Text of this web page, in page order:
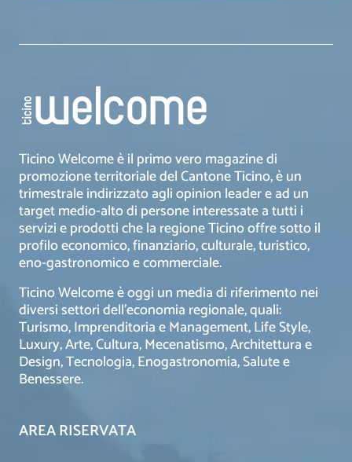
Ticino Welcome è il primo vero magazine di
promozione territoriale del Cantone Ticino, è un
trimestrale indirizzato agli opinion leader e ad un
target medio-alto di persone interessate a tutti i
servizi e prodotti che la regione Ticino offre sotto il
profilo economico, finanziario, culturale, turistico,
eno-gastronomico e commerciale.
Ticino Welcome è oggi un media di riferimento nei
diversi settori dell’economia regionale, quali:
Turismo, Imprenditoria e Management, Life Style,
Luxury, Arte, Cultura, Mecenatismo, Architettura e
Design, Tecnologia, Enogastronomia, Salute e
Benessere.
AREA RISERVATA